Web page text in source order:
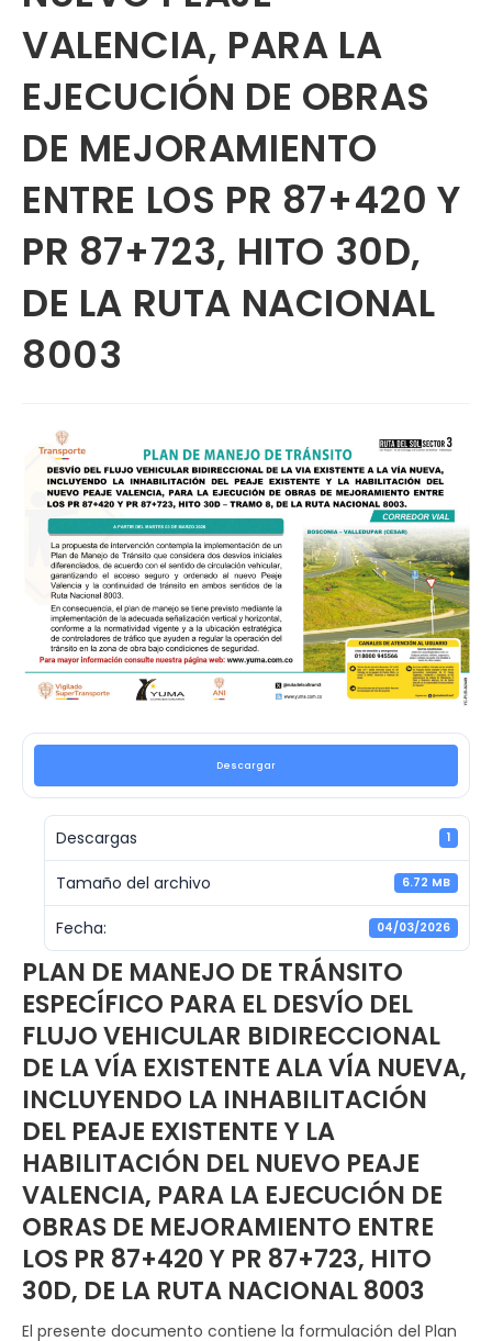
VALENCIA, PARA LA
EJECUCIÓN DE OBRAS
DE MEJORAMIENTO
ENTRE LOS PR 87+420 Y
PR 87+723, HITO 30D,
DE LA RUTA NACIONAL
8003
Descargar
Descargas 1
Tamaño del archivo 6.72 MB
Fecha: 04/03/2026
PLAN DE MANEJO DE TRÁNSITO
ESPECÍFICO PARA EL DESVÍO DEL
FLUJO VEHICULAR BIDIRECCIONAL
DE LA VÍA EXISTENTE ALA VÍA NUEVA,
INCLUYENDO LA INHABILITACIÓN
DEL PEAJE EXISTENTE Y LA
HABILITACIÓN DEL NUEVO PEAJE
VALENCIA, PARA LA EJECUCIÓN DE
OBRAS DE MEJORAMIENTO ENTRE
LOS PR 87+420 Y PR 87+723, HITO
30D, DE LA RUTA NACIONAL 8003
El presente documento contiene la formulación del Plan